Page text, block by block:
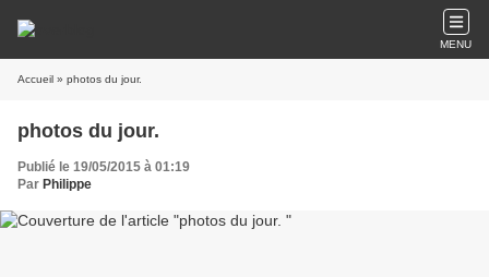
MENU
Accueil » photos du jour.
photos du jour.
Publié le 19/05/2015 à 01:19
Par Philippe